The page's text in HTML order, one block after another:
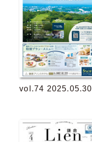
vol.74 2025.05.30